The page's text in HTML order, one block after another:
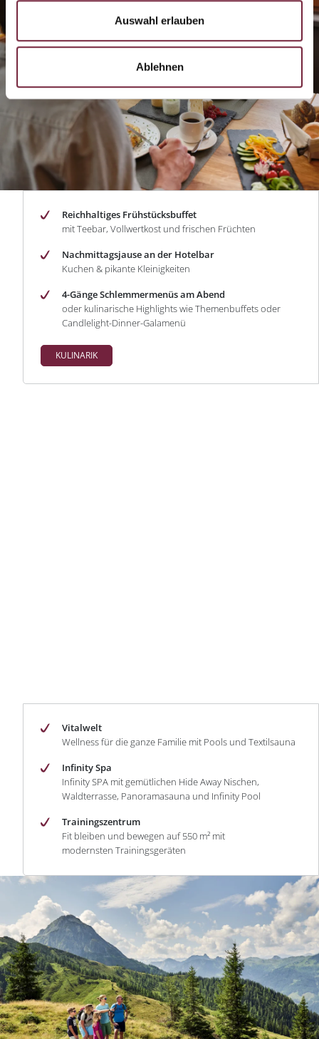
Auswahl erlauben
Ablehnen
Reichhaltiges Frühstücksbuffet
mit Teebar, Vollwertkost und frischen Früchten
Nachmittagsjause an der Hotelbar
Kuchen & pikante Kleinigkeiten
4-Gänge Schlemmermenüs am Abend
oder kulinarische Highlights wie Themenbuffets oder
Candlelight-Dinner-Galamenü
KULINARIK
Vitalwelt
Wellness für die ganze Familie mit Pools und Textilsauna
Infinity Spa
Infinity SPA mit gemütlichen Hide Away Nischen,
Waldterrasse, Panoramasauna und Infinity Pool
Trainingszentrum
Fit bleiben und bewegen auf 550 m² mit
modernsten Trainingsgeräten